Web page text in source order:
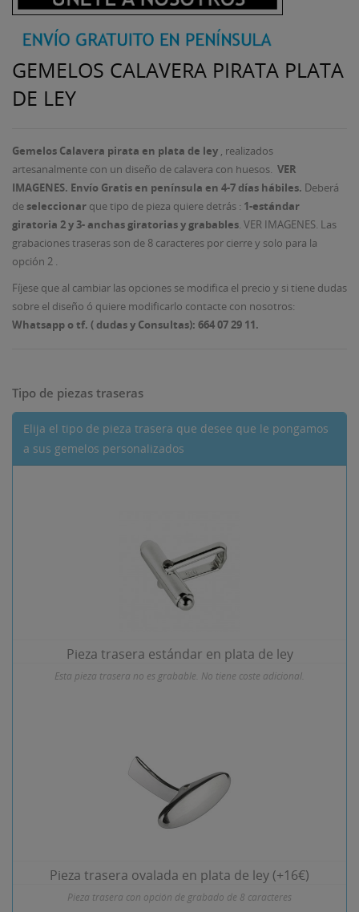
GEMELOS CALAVERA PIRATA PLATA
DE LEY
Gemelos Calavera pirata en plata de ley , realizados
artesanalmente con un diseño de calavera con huesos. VER
IMAGENES. Envío Gratis en península en 4-7 días hábiles. Deberá
deseleccionar que tipo de pieza quiere detrás : 1-estándar
giratoria 2 y 3- anchas giratorias y grabables . VER IMAGENES. Las
grabaciones traseras son de 8 caracteres por cierre y solo para la
opción 2 .
Fíjese que al cambiar las opciones se modifica el precio y si tiene dudas
sobre el diseño ó quiere modificarlo contacte con nosotros:
Whatsapp o tf. ( dudas y Consultas): 664 07 29 11.
Tipo de piezas traseras
Elija el tipo de pieza trasera que desee que le pongamos
a sus gemelos personalizados
Pieza trasera estándar en plata de ley
Esta pieza trasera no es grabable. No tiene coste adicional.
Pieza trasera ovalada en plata de ley (+16€)
Pieza trasera con opción de grabado de 8 caracteres